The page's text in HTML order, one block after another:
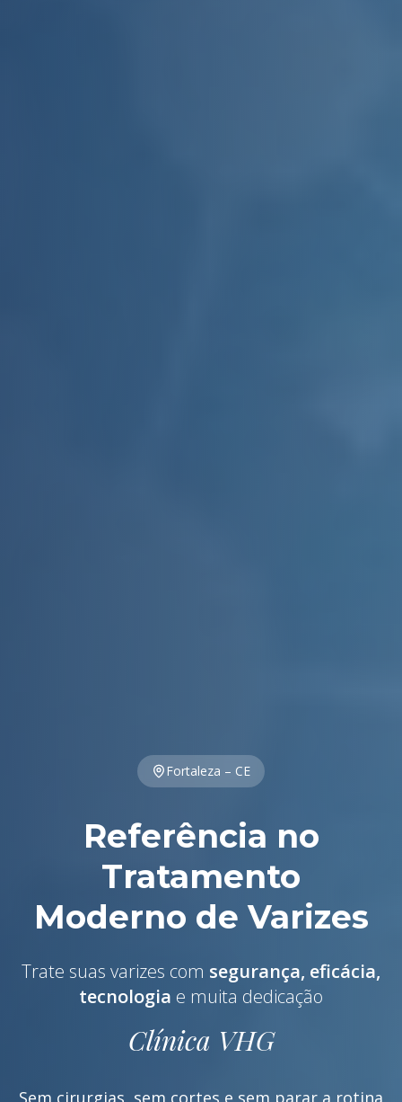
Fortaleza – CE
Referência no
Tratamento
Moderno de Varizes
Trate suas varizes com segurança, eficácia,
tecnologia e muita dedicação
Clínica VHG
Sem cirurgias, sem cortes e sem parar a rotina